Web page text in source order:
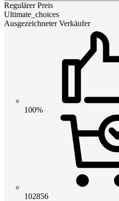
Regulärer Preis
Ultimate_choices
Ausgezeichneter Verkäufer
100%
102856